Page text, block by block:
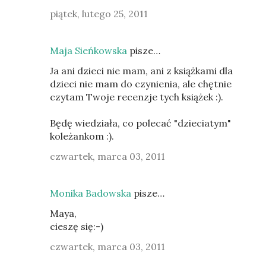
piątek, lutego 25, 2011
Maja Sieńkowska pisze…
Ja ani dzieci nie mam, ani z książkami dla
dzieci nie mam do czynienia, ale chętnie
czytam Twoje recenzje tych książek :).
Będę wiedziała, co polecać "dzieciatym"
koleżankom :).
czwartek, marca 03, 2011
Monika Badowska pisze…
Maya,
cieszę się:-)
czwartek, marca 03, 2011